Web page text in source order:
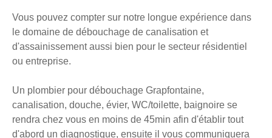
Vous pouvez compter sur notre longue expérience dans
le domaine de débouchage de canalisation et
d'assainissement aussi bien pour le secteur résidentiel
ou entreprise.
Un plombier pour débouchage Grapfontaine,
canalisation, douche, évier, WC/toilette, baignoire se
rendra chez vous en moins de 45min afin d'établir tout
d'abord un diagnostique, ensuite il vous communiquera